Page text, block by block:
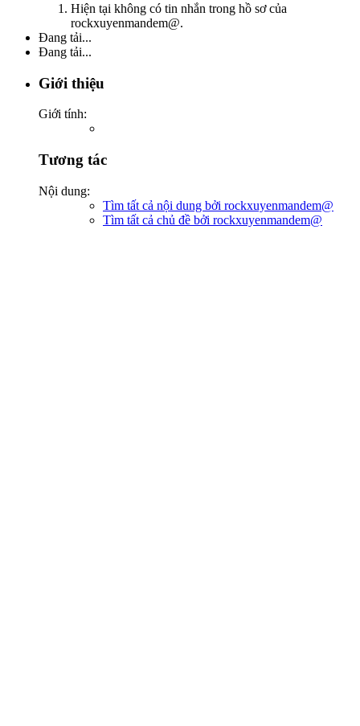
Hiện tại không có tin nhắn trong hồ sơ của
rockxuyenmandem@.
Đang tải...
Đang tải...
Giới thiệu
Giới tính:
Tương tác
Nội dung:
Tìm tất cả nội dung bởi rockxuyenmandem@
Tìm tất cả chủ đề bởi rockxuyenmandem@